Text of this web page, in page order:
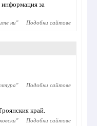
за
ни" Подобни сайтове
" Подобни сайтове
край.
" Подобни сайтове